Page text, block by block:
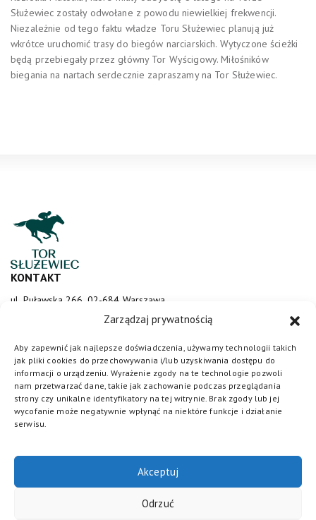
Zarządzaj prywatnością
Aby zapewnić jak najlepsze doświadczenia, używamy technologii takich
jak pliki cookies do przechowywania i/lub uzyskiwania dostępu do
informacji o urządzeniu. Wyrażenie zgody na te technologie pozwoli
nam przetwarzać dane, takie jak zachowanie podczas przeglądania
strony czy unikalne identyfikatory na tej witrynie. Brak zgody lub jej
wycofanie może negatywnie wpłynąć na niektóre funkcje i działanie
serwisu.
Akceptuj
Odrzuć
Służewiec zostały odwołane z powodu niewielkiej frekwencji.
Niezależnie od tego faktu władze Toru Służewiec planują już
wkrótce uruchomić trasy do biegów narciarskich. Wytyczone ścieżki
będą przebiegały przez główny Tor Wyścigowy. Miłośników
biegania na nartach serdecznie zapraszamy na Tor Służewiec.
KONTAKT
ul. Puławska 266, 02-684 Warszawa
sluzewiec@totalizator.pl
KONTAKT DLA MEDIÓW
media@torsluzewiec.pl
DOŁĄCZ DO NAS